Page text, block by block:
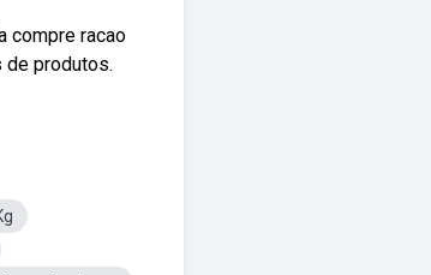
compre racao
produtos.